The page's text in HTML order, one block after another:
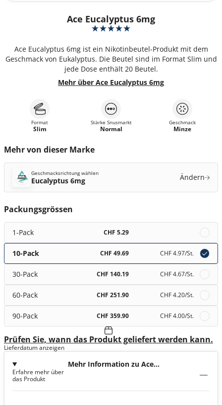
Ace Eucalyptus 6mg
Ace Eucalyptus 6mg ist ein Nikotinbeutel-Produkt mit dem
Geschmack von Eukalyptus. Die Beutel sind im Format Slim und
jede Dose enthält 20 Beutel.
Mehr über Ace Eucalyptus 6mg
Format
Slim
Stärke Snusmarkt
Normal
Geschmack
Minze
Mehr von dieser Marke
Geschmacksrichtung wählen
Eucalyptus 6mg Ändern
Packungsgrössen
1-Pack CHF 5.29
10-Pack CHF 49.69 CHF 4.97/St.
30-Pack CHF 140.19 CHF 4.67/St.
60-Pack CHF 251.90 CHF 4.20/St.
90-Pack CHF 359.90 CHF 4.00/St.
Prüfen Sie, wann das Produkt geliefert werden kann.
Lieferdatum anzeigen
Mehr Information zu Ace
Erfahre mehr über
das Produkt